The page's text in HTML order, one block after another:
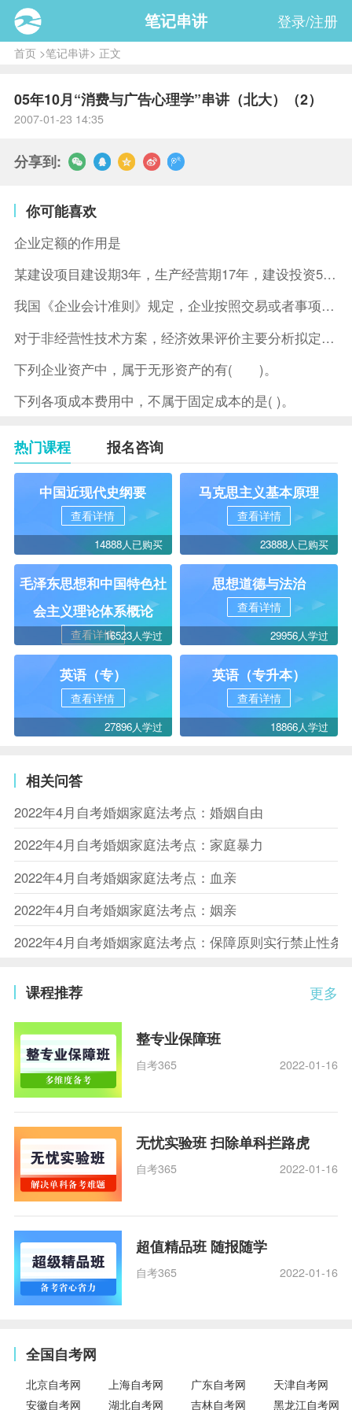
笔记串讲 登录/注册
首页>笔记串讲> 正文
05年10月“消费与广告心理学”串讲（北大）（2）
2007-01-23 14:35
分享到:
你可能喜欢
企业定额的作用是
某建设项目建设期3年，生产经营期17年，建设投资5500万元
我国《企业会计准则》规定，企业按照交易或者事项的经济特征确定
对于非经营性技术方案，经济效果评价主要分析拟定方案的( )。
下列企业资产中，属于无形资产的有( )。
下列各项成本费用中，不属于固定成本的是( )。
热门课程 报名咨询
中国近现代史纲要
查看详情
14888人已购买
马克思主义基本原理
查看详情
23888人已购买
毛泽东思想和中国特色社
会主义理论体系概论
查看详情16523人学过
思想道德与法治
查看详情
29956人学过
英语（专）
查看详情
27896人学过
英语（专升本）
查看详情
18866人学过
相关问答
2022年4月自考婚姻家庭法考点：婚姻自由
2022年4月自考婚姻家庭法考点：家庭暴力
2022年4月自考婚姻家庭法考点：血亲
2022年4月自考婚姻家庭法考点：姻亲
2022年4月自考婚姻家庭法考点：保障原则实行禁止性条
更多
课程推荐
整专业保障班
自考365 2022-01-16
无忧实验班 扫除单科拦路虎
自考365 2022-01-16
超值精品班 随报随学
自考365 2022-01-16
全国自考网
北京自考网 上海自考网 广东自考网
天津自考网
安徽自考网
湖北自考网 吉林自考网 黑龙江自考网